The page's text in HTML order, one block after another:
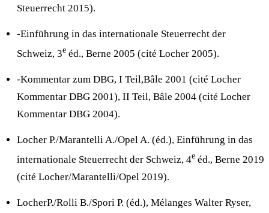
Steuerrecht 2015).
-Einführung in das internationale Steuerrecht der
Schweiz, 3e éd., Berne 2005 (cité Locher 2005).
-Kommentar zum DBG, I Teil,Bâle 2001 (cité Locher
Kommentar DBG 2001), II Teil, Bâle 2004 (cité Locher
Kommentar DBG 2004).
Locher P./Marantelli A./Opel A. (éd.), Einführung in das
internationale Steuerrecht der Schweiz, 4e éd., Berne 2019
(cité Locher/Marantelli/Opel 2019).
LocherP./Rolli B./Spori P. (éd.), Mélanges Walter Ryser,